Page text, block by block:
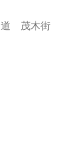
道 茂木街